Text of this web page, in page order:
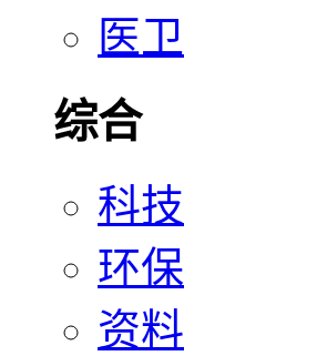
医卫
综合
科技
环保
资料